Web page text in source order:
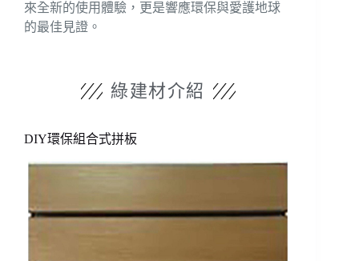
來全新的使用體驗，更是響應環保與愛護地球
的最佳見證。
綠建材介紹
DIY環保組合式拼板